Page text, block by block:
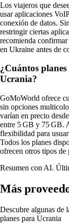
Los viajeros que
usar aplicaciones
conexión de datos.
restringir ciertas
recomienda confirmar
en Ukraine antes de
¿Cuántos
Ucrania?
GoMoWorld ofrece
sin opciones
varían en precio
entre 5 GB y 75 GB.
flexibilidad para
Todos los planes
ofrecen otros tipos de
Resumen con AI.
Más
Descubre algunas de
planes para Ucrania